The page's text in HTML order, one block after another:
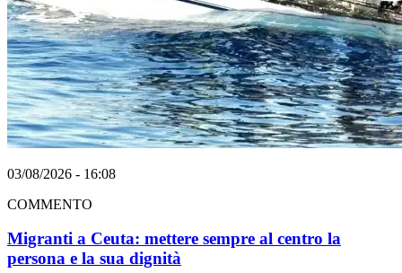
03/08/2026 - 16:08
COMMENTO
Migranti a Ceuta: mettere sempre al centro la
persona e la sua dignità